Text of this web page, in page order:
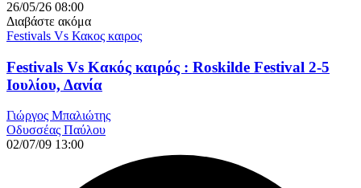
26/05/26 08:00
Διαβάστε ακόμα
Festivals Vs Κακος καιρος
Festivals Vs Κακός καιρός : Roskilde Festival 2-5
Ιουλίου, Δανία
Γιώργος Μπαλιώτης
Οδυσσέας Παύλου
02/07/09 13:00